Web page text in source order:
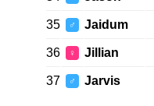
35 ♂ Jaidum
36 ♀ Jillian
37 ♂ Jarvis